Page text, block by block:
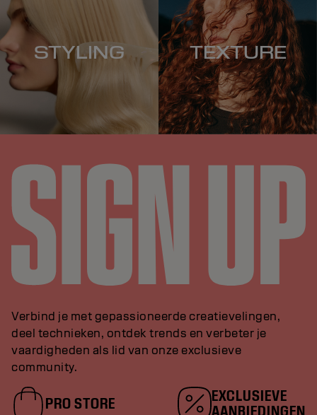
STYLING TEXTURE
Verbind je met gepassioneerde creatievelingen,
deel technieken, ontdek trends en verbeter je
vaardigheden als lid van onze exclusieve
community.
PRO STORE
EXCLUSIEVE
AANBIEDINGEN